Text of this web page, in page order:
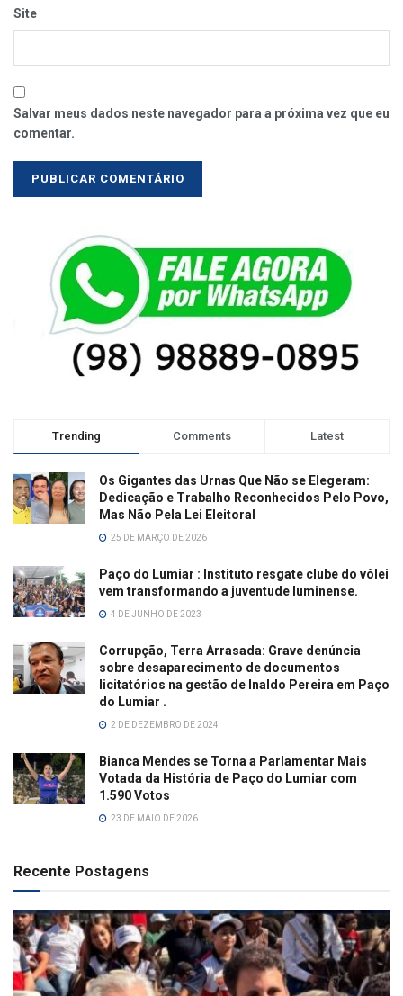
Site
Salvar meus dados neste navegador para a próxima vez que eu
comentar.
Trending Comments Latest
Os Gigantes das Urnas Que Não se Elegeram:
Dedicação e Trabalho Reconhecidos Pelo Povo,
Mas Não Pela Lei Eleitoral
25 DE MARÇO DE 2026
Paço do Lumiar : Instituto resgate clube do vôlei
vem transformando a juventude luminense.
4 DE JUNHO DE 2023
Corrupção, Terra Arrasada: Grave denúncia
sobre desaparecimento de documentos
licitatórios na gestão de Inaldo Pereira em Paço
do Lumiar .
2 DE DEZEMBRO DE 2024
Bianca Mendes se Torna a Parlamentar Mais
Votada da História de Paço do Lumiar com
1.590 Votos
23 DE MAIO DE 2026
Recente Postagens